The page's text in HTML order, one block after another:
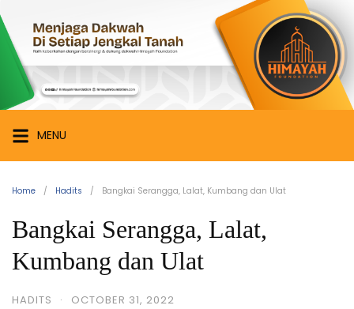
to
content
Himayah
Foundation
Menjaga
Dakwah
di
Setiap
Jengkal
MENU
Home Hadits Bangkai Serangga, Lalat, Kumbang dan Ulat
Bangkai Serangga, Lalat,
Kumbang dan Ulat
HADITS · OCTOBER 31, 2022